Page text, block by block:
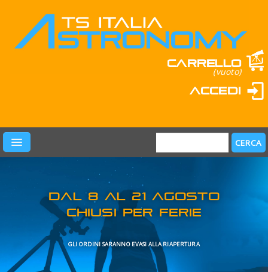
Carrello
(vuoto)
Accedi
PRODOTTI
LEARN & FUN
MARCHI